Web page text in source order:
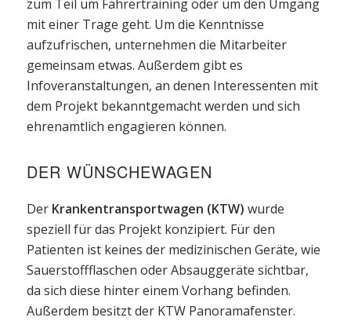
zum Teil um Fahrertraining oder um den Umgang
mit einer Trage geht. Um die Kenntnisse
aufzufrischen, unternehmen die Mitarbeiter
gemeinsam etwas. Außerdem gibt es
Infoveranstaltungen, an denen Interessenten mit
dem Projekt bekanntgemacht werden und sich
ehrenamtlich engagieren können.
DER WÜNSCHEWAGEN
Der Krankentransportwagen (KTW) wurde
speziell für das Projekt konzipiert. Für den
Patienten ist keines der medizinischen Geräte, wie
Sauerstoffflaschen oder Absauggeräte sichtbar,
da sich diese hinter einem Vorhang befinden.
Außerdem besitzt der KTW Panoramafenster.